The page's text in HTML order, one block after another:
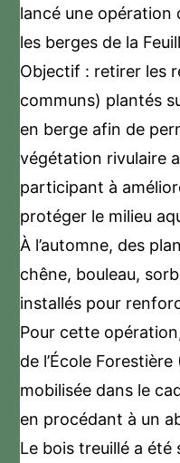
lancé une opération
les berges de la
Objectif : retirer les
communs) plantés
en berge afin de
végétation rivulaire
participant à
protéger le milieu
À l’automne, des
chêne, bouleau,
installés pour
Pour cette
de l’École
mobilisée dans le
en procédant à un
Le bois treuillé a